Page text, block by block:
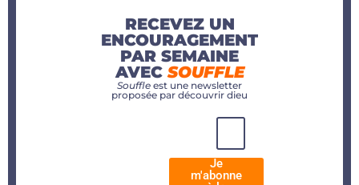
RECEVEZ UN
ENCOURAGEMENT
PAR SEMAINE
AVECSOUFFLE
Souffle est une newsletter
proposée par découvrir dieu
Je
m'abonne